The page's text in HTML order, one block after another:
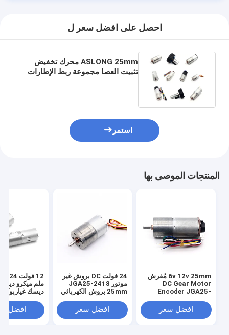
احصل على افضل سعر ل
ASLONG 25mm محرك تخفيض
تثبيت العصا مجموعة ربط الإطارات
استمر
المنتجات الموصى بها
6v 12v 25mm مُفرش
DC Gear Motor
Encoder JGA25-
25mm مُفرش DC Gear
Motor
افضل سعر
24 فولت DC بروش غير
موتور JGA25-2418
25mm بروش الكهربائي
افضل سعر
ملم ميكرو
ديسك
ديسك موتور
افضل